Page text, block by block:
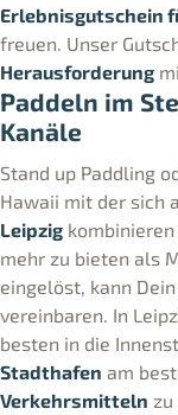
Erlebnisgutschein
freuen. Unser
Herausforderung
Paddeln im
Kanäle
Stand up Paddling
Hawaii mit der sich
Leipzig
mehr zu bieten als
eingelöst, kann
vereinbaren. In
besten in die
Stadthafen am
Verkehrsmitteln